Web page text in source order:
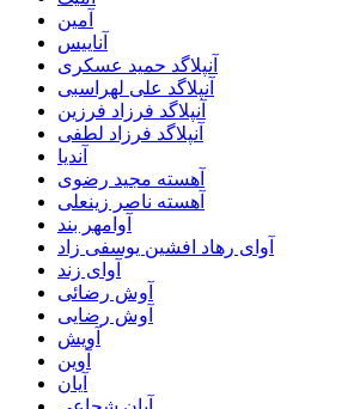
آمین
آناییس
آنپلاگد حمید عسکری
آنپلاگد علی لهراسبی
آنپلاگد فرزاد فرزین
آنپلاگد فرزاد لطفی
آندیا
آهسته مجید رضوی
آهسته ناصر زینعلی
آوامهر بند
آوای رهاد افشین یوسفی زاد
آوای زند
آوش رضائی
آوش رضایی
آویش
آوین
آیان